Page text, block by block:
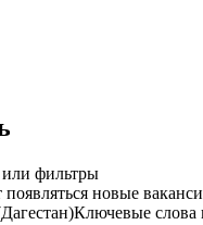
или фильтры
новые
Ключевые слова